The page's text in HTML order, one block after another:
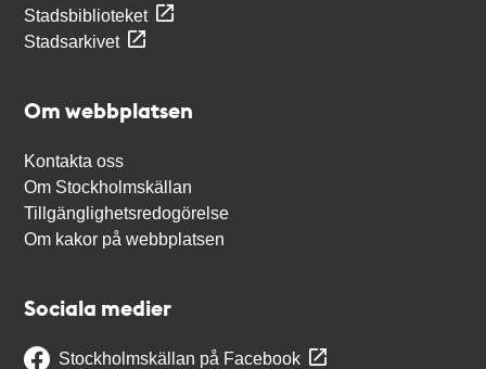
Stadsbiblioteket
Stadsarkivet
Om webbplatsen
Kontakta oss
Om Stockholmskällan
Tillgänglighetsredogörelse
Om kakor på webbplatsen
Sociala medier
Stockholmskällan på Facebook